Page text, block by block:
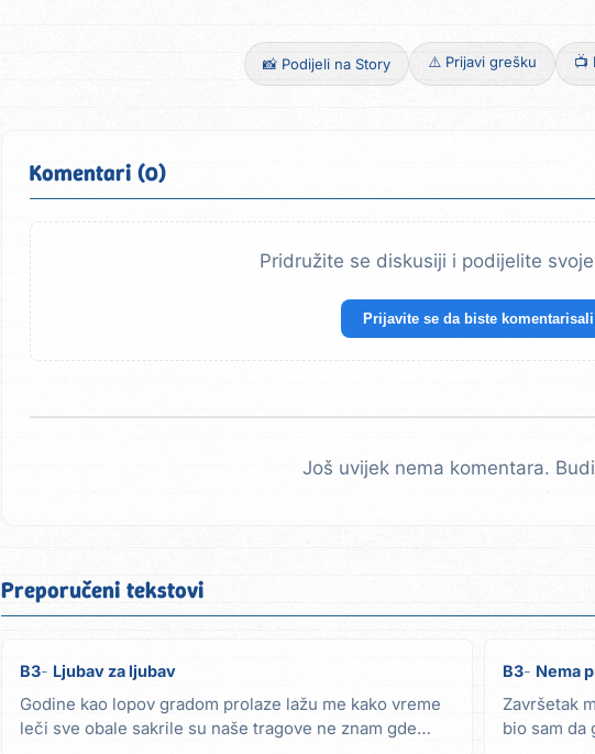
📸 Podijeli na Story ⚠️ Prijavi grešku 📺
Komentari (0)
Pridružite se diskusiji i podijelite
Prijavite se da biste komentarisali
Još uvijek nema komentara.
Preporučeni tekstovi
B3 Ljubav za ljubav
Godine kao lopov gradom prolaze lažu me kako vreme
leči sve obale sakrile su naše tragove ne znam gde
B3 Nema
Završetak
bio sam da